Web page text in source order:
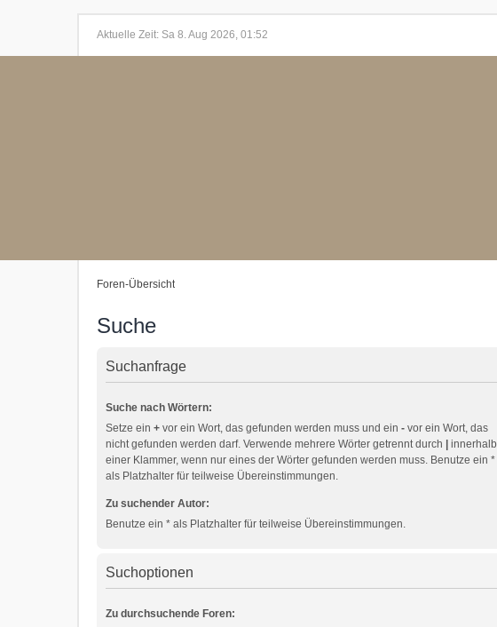
Aktuelle Zeit: Sa 8. Aug 2026, 01:52
Foren-Übersicht
Suche
Suchanfrage
Suche nach Wörtern:
Setze ein + vor ein Wort, das gefunden werden muss und ein - vor ein Wort, das
nicht gefunden werden darf. Verwende mehrere Wörter getrennt durch
innerhalb
einer Klammer, wenn nur eines der Wörter gefunden werden muss. Benutze ein *
als Platzhalter für teilweise Übereinstimmungen.
Zu suchender Autor:
Benutze ein * als Platzhalter für teilweise Übereinstimmungen.
Suchoptionen
Zu durchsuchende Foren: